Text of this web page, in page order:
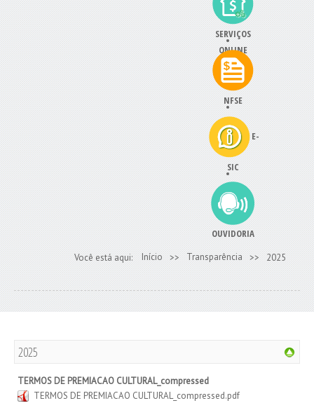
SERVIÇOS
ONLINE
NFSE
E-
SIC
OUVIDORIA
Você está aqui: Início >> Transparência >> 2025
2025
TERMOS DE PREMIACAO CULTURAL_compressed
TERMOS DE PREMIACAO CULTURAL_compressed.pdf